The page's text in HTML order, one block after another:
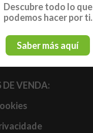
70 reviews
VENDA:
Descubre todo lo que
podemos hacer por ti.
Saber más aquí